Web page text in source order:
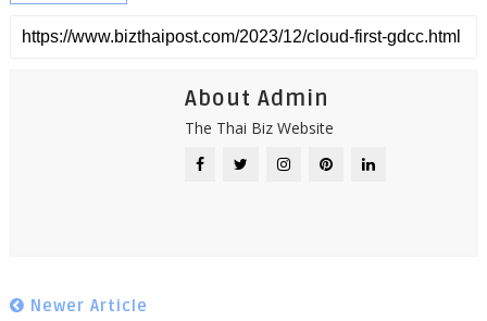
About Admin
The Thai Biz Website
Newer Article